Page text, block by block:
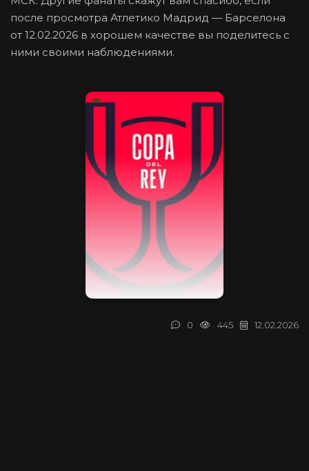
после просмотра Атлетико Мадрид — Барселона
от 12.02.2026 в хорошем качестве вы поделитесь с
ними своими наблюдениями.
12.02.2026
445
0